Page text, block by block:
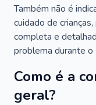
Também não é
cuidado de
completa e
problema durante
Como é a
geral?